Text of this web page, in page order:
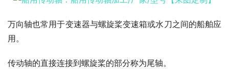
万向轴也常用于变速器与螺旋桨变速箱或水刀之间的船舶应
用。
传动轴的直接连接到螺旋桨的部分称为尾轴。